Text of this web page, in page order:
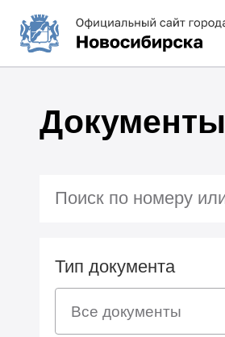
Документы
Тип документа